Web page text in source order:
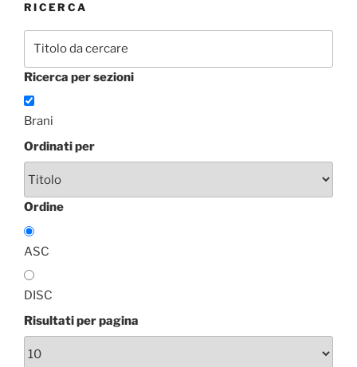
RICERCA
Ricerca per sezioni
Brani
Ordinati per
Ordine
ASC
DISC
Risultati per pagina